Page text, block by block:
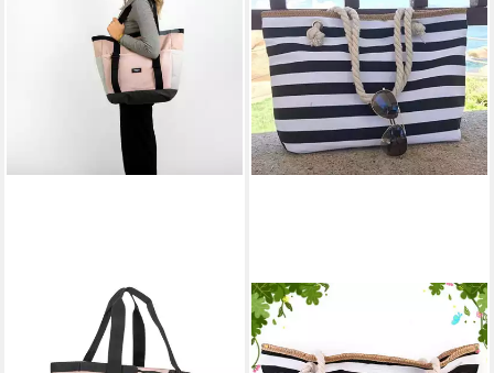
Shopper Smilla Strandtasche
für Damen und Herren (1-tlg),
MUTIG
Strandtasche Große
Strandtasche mit